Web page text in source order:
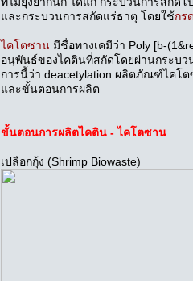
และกระบวนการสกัดแร่ธาตุ โดยใช้กร
ไคโตซาน มีชื่อทางเคมีว่า Poly [b-
อนุพันธ์ของไคตินที่สกัดโดยผ่านกระบ
การนี้ว่า deacetylation ผลิตภัณฑ์ไคโ
และขั้นตอนการผลิต
ขั้นตอนการผลิตไคติน - ไคโตซาน
เปลือกกุ้ง (Shrimp Biowaste)